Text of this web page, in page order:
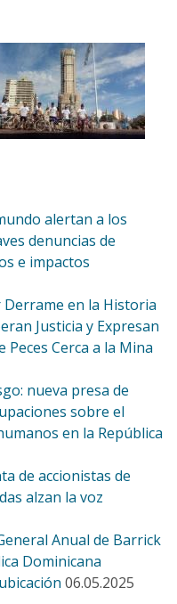
alertan a los
denuncias de
e impactos
Derrame en la Historia
Justicia y Expresan
Cerca a la Mina
nueva presa de
sobre el
en la República
de accionistas de
alzan la voz
Anual de Barrick
Dominicana
06.05.2025